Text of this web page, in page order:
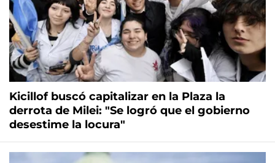
Kicillof buscó capitalizar en la Plaza la
derrota de Milei: "Se logró que el gobierno
desestime la locura"